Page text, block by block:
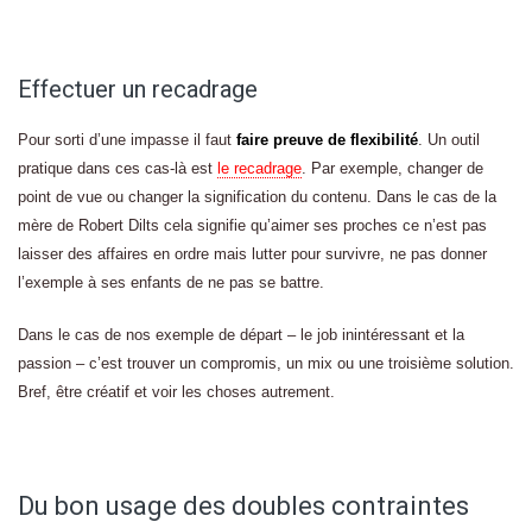
Effectuer un recadrage
Pour sorti d’une impasse il faut faire preuve de flexibilité. Un outil
pratique dans ces cas-là est le recadrage. Par exemple, changer de
point de vue ou changer la signification du contenu. Dans le cas de la
mère de Robert Dilts cela signifie qu’aimer ses proches ce n’est pas
laisser des affaires en ordre mais lutter pour survivre, ne pas donner
l’exemple à ses enfants de ne pas se battre.
Dans le cas de nos exemple de départ – le job inintéressant et la
passion – c’est trouver un compromis, un mix ou une troisième solution.
Bref, être créatif et voir les choses autrement.
Du bon usage des doubles contraintes